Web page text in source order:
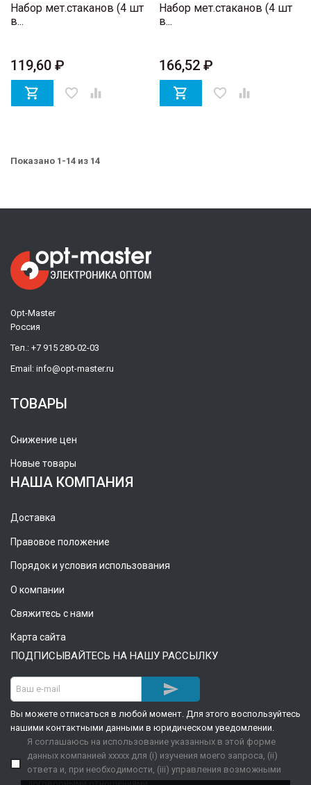
Набор мет.стаканов (4 шт
в...
119,60 ₽
 favorite_border 
Набор мет.стаканов (4 шт
в...
166,52 ₽
 favorite_border 
Показано 1-14 из 14
Opt-Master
Россия
Тел.: +7 915 280-02-03
Email: info@opt-master.ru
ТОВАРЫ
Снижение цен
Новые товары
НАША КОМПАНИЯ
Доставка
Правовое положение
Порядок и условия использования
О компании
Свяжитесь с нами
Карта сайта
ПОДПИСЫВАЙТЕСЬ НА НАШУ РАССЫЛКУ

Вы можете отписаться в любой момент. Для этого воспользуйтесь
нашими контактными данными в юридическом уведомлении.
Я соглашаюсь на использование указанных в этой форме
данных компанией xxxxx для (i) изучения моего запроса, (ii)
ответа и, при необходимости, (iii) управления возможными